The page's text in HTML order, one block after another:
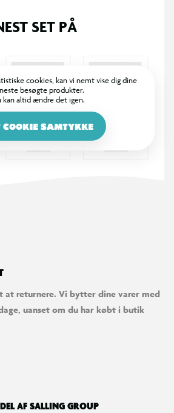
SET PÅ
cookies, kan vi nemt vise dig dine
besøgte produkter.
kan altid ændre det igen.
COOKIE SAMTYKKE
at returnere. Vi bytter dine varer med
uanset om du har købt i butik
AF SALLING GROUP